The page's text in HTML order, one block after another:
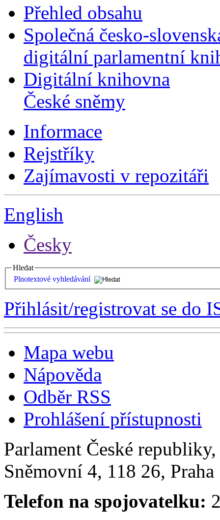
Přehled obsahu
Společná česko-
digitální parlamentní
Digitální knihovna
České sněmy
Informace
Rejstříky
Zajímavosti v repozitáři
English
Česky
Hledat
Plnotextové vyhledávání
Přihlásit/registrovat se do
Mapa webu
Nápověda
Odběr RSS
Prohlášení přístupnosti
Parlament České
Sněmovní 4, 118 26,
Telefon na spojovatelku: